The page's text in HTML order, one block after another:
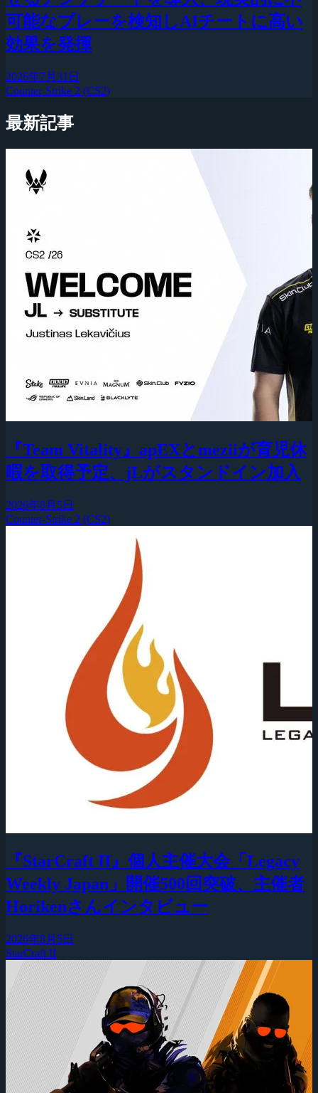
可能なプレーを検知しAIチートに高い
効果を発揮
2026年7月31日
Counter-Strike 2 (CS2)
最新記事
『Team Vitality』apEXとmeziiが育児休
暇を取得予定、jLがスタンドイン加入
2026年8月5日
Counter-Strike 2 (CS2)
『StarCraft II』個人主催大会「Legacy
Weekly Japan」開催500回突破、主催者
Horikenさんインタビュー
2026年8月5日
StarCraft II